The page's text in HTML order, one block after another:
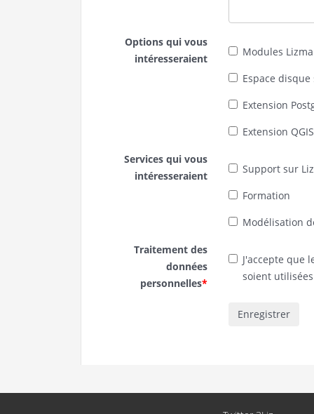
Options qui vous
intéresseraient
Modules
Espace
Extension
Extension
Services qui vous
intéresseraient
Support sur
Formation
Modélisation
Traitement des
données
personnelles*
J'accepte que
soient